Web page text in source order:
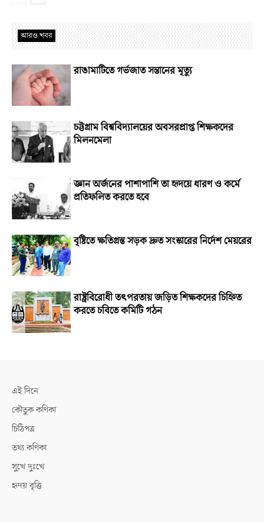
আরও খবর
রাঙামাটিতে গর্ভজাত সন্তানের মৃত্যু
চট্টগ্রাম বিশ্ববিদ্যালয়ের অবসরপ্রাপ্ত শিক্ষকদের
মিলনমেলা
জ্ঞান অর্জনের পাশাপাশি তা হৃদয়ে ধারণ ও কর্মে
প্রতিফলিত করতে হবে
বৃষ্টিতে ক্ষতিগ্রস্ত সড়ক দ্রুত সংস্কারের নির্দেশ মেয়রের
রাষ্ট্রবিরোধী তৎপরতায় জড়িত শিক্ষকদের চিহ্নিত
করতে চবিতে কমিটি গঠন
এই দিনে
কৌতুক কণিকা
চিঠিপত্র
তথ্য কণিকা
সুখে দুঃখে
হৃদয় বৃত্তি